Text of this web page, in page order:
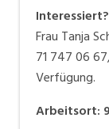
Interessiert?
Frau Tanja
71 747 06
Verfügung.
Arbeitsort: